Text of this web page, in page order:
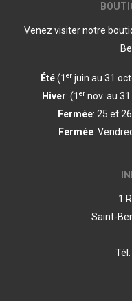
Venez visiter notre
Été(1 er juin au 31
Hiver: (1 er nov. au
Fermée: 25 et
Fermée:
1
Saint-